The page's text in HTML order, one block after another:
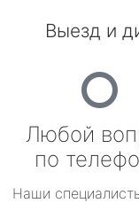
Выезд и
Любой
по
Наши